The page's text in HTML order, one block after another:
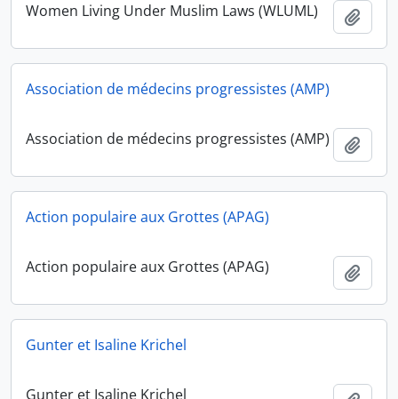
Women Living Under Muslim Laws (WLUML)
Association de médecins progressistes (AMP)
Association de médecins progressistes (AMP)
Action populaire aux Grottes (APAG)
Action populaire aux Grottes (APAG)
Gunter et Isaline Krichel
Gunter et Isaline Krichel